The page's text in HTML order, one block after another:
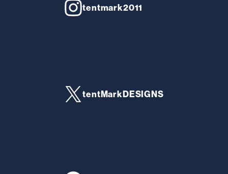
tentmark2011
tentMarkDESIGNS